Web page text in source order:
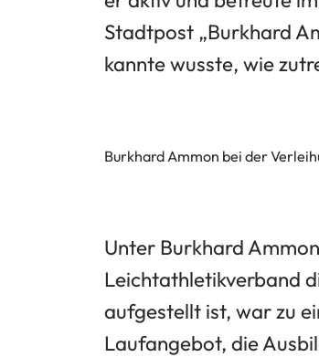
Stadtpost „Burkhard
kannte wusste, wie
Burkhard Ammon bei der
Unter Burkhard
Leichtathletikverband
aufgestellt ist, war zu
Laufangebot, die